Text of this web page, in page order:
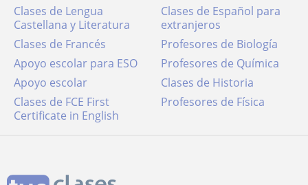
Clases de Lengua
Castellana y Literatura
Clases de Español para
extranjeros
Clases de Francés
Profesores de Biología
Apoyo escolar para ESO
Profesores de Química
Apoyo escolar
Clases de Historia
Clases de FCE First
Certificate in English
Profesores de Física